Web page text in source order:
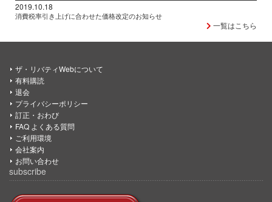
2019.10.18
消費税率引き上げに合わせた価格改定のお知らせ
一覧はこちら
ザ・リバティWebについて
有料購読
退会
プライバシーポリシー
訂正・おわび
FAQ よくある質問
ご利用環境
会社案内
お問い合わせ
subscribe